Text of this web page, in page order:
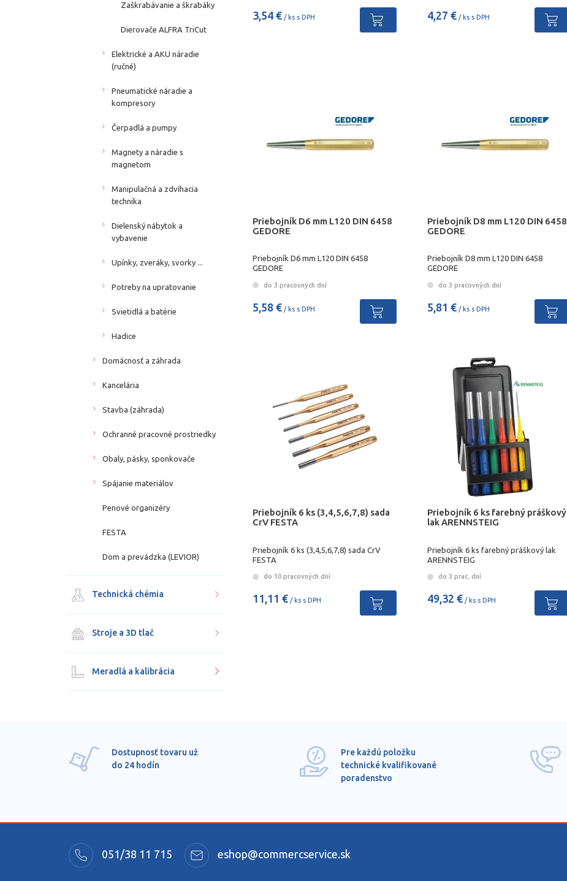
3,54 € / ks s DPH 4,27 €/ ks s DPH
Priebojník D6 mm L120 DIN 6458
GEDORE
Priebojník D6 mm L120 DIN 6458
GEDORE
do 3 pracovných dní
5,58 € / ks s DPH
Priebojník D8 mm L120 DIN 6458
GEDORE
Priebojník D8 mm L120 DIN 6458
GEDORE
do 3 pracovných dní
5,81 €/ ks s DPH
Priebojník 6 ks (3,4,5,6,7,8) sada
CrV FESTA
Priebojník 6 ks (3,4,5,6,7,8) sada CrV
FESTA
do 10 pracovných dní
11,11 € / ks s DPH
Priebojník 6 ks farebný práškový
lak ARENNSTEIG
Priebojník 6 ks farebný práškový lak
ARENNSTEIG
do 3 prac. dní
49,32 €/ ks s DPH
Zaškrabávanie a škrabáky
Dierovače ALFRA TriCut
Elektrické a AKU náradie
(ručné)
Pneumatické náradie a
kompresory
Čerpadlá a pumpy
Magnety a náradie s
magnetom
Manipulačná a zdvíhacia
technika
Dielenský nábytok a
vybavenie
Upínky, zveráky, svorky ...
Potreby na upratovanie
Svietidlá a batérie
Hadice
Domácnosť a záhrada
Kancelária
Stavba (záhrada)
Ochranné pracovné prostriedky
Obaly, pásky, sponkovače
Spájanie materiálov
Penové organizéry
FESTA
Dom a prevádzka (LEVIOR)
Technická chémia
Stroje a 3D tlač
Meradlá a kalibrácia
Dostupnosť tovaru už
do 24 hodín
Pre každú položku
technické kvalifikované
poradenstvo
051/38 11 715 eshop@commercservice.sk